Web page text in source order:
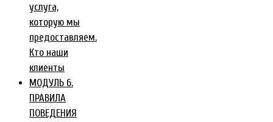
услуга,
которую мы
предоставляем.
Кто наши
клиенты
МОДУЛЬ 6.
ПРАВИЛА
ПОВЕДЕНИЯ